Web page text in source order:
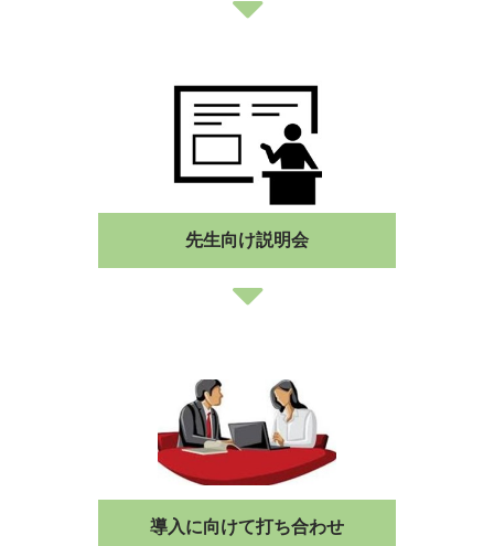
先生向け説明会
導入に向けて打ち合わせ